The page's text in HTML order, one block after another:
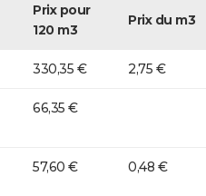
Prix pour
120 m3
Prix du m3
330,35 € 2,75 €
66,35 €
57,60 € 0,48 €